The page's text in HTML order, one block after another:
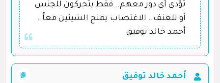
تؤدى أى دور معهم.. فقط بتحركون للجنس
أو للعنف.. الاغتصاب يمنح الشيئين معاً..
أحمد خالد توفيق
أحمد خالد توفيق